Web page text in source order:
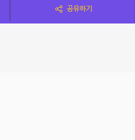
공유하기